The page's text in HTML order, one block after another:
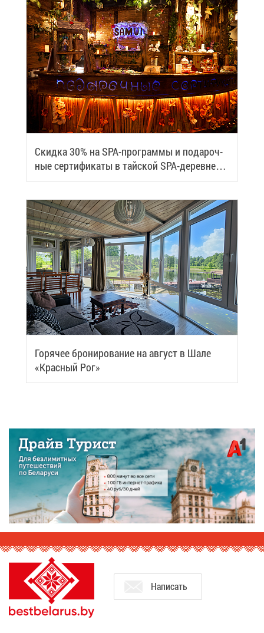
Скид­ка 30% на SPA-про­грам­мы и по­да­роч­
ные сер­ти­фи­ка­ты в тай­ской SPA-де­ревне
Samui
Го­ря­чее бро­ни­ро­ва­ние на ав­густ в Ша­ле
«Крас­ный Рог»
На­пи­сать